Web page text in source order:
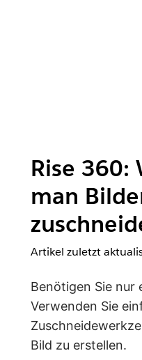
Rise 360:
man
Artikel zuletzt
Benötigen Sie nur
Verwenden Sie
Bild zu erstellen.